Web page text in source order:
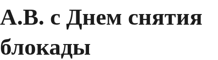
А.В. с Днем снятия
блокады